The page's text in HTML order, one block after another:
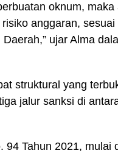
oknum,
anggaran,
ujar Alma
struktural yang
jalur sanksi di
Tahun 2021, mulai